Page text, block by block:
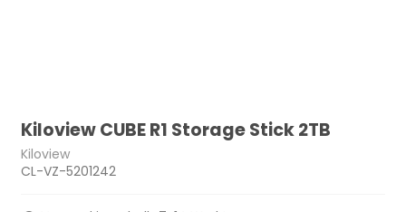
Kiloview CUBE R1 Storage Stick 2TB
Kiloview
CL-VZ-5201242